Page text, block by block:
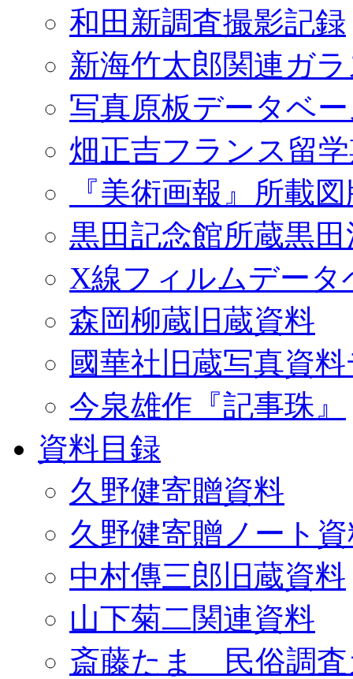
和田新調査撮影記録
新海竹太郎関連ガ
写真原板データベ
畑正吉フランス留
『美術画報』所載
黒田記念館所蔵黒
X線フィルムデータ
森岡柳蔵旧蔵資料
國華社旧蔵写真資
今泉雄作『記事珠』
資料目録
久野健寄贈資料
久野健寄贈ノート
中村傳三郎旧蔵資料
山下菊二関連資料
斎藤たま 民俗調査